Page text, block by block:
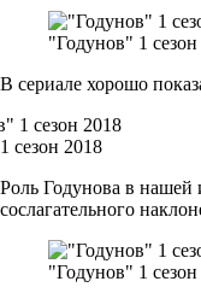
"Годунов" 1
В сериале хорошо
сезон 2018
Роль Годунова в нашей
сослагательного
"Годунов" 1